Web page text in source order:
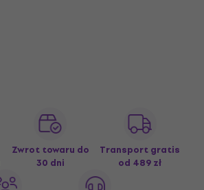
Zwrot towaru do
30 dni
Transport gratis
od 489 zł